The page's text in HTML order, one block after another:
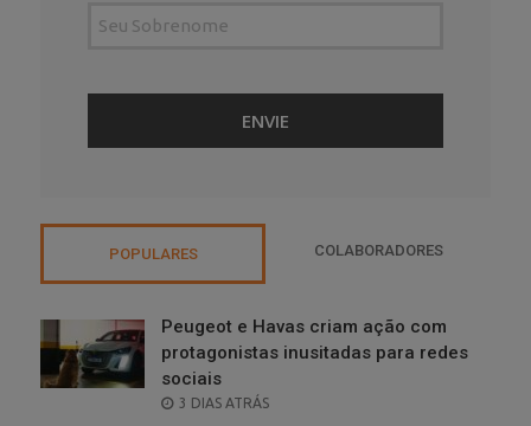
POPULARES COLABORADORES
Peugeot e Havas criam ação com
protagonistas inusitadas para redes
sociais
POSTED
3 DIAS ATRÁS